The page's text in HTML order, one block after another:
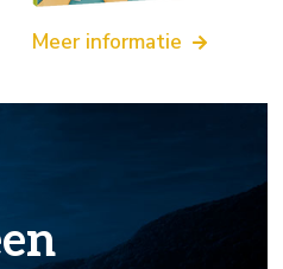
Meer informatie